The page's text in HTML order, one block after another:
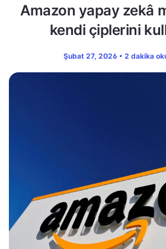
Amazon yapay zekâ
kendi çiplerini
Şubat 27, 2026 • 2 dakika